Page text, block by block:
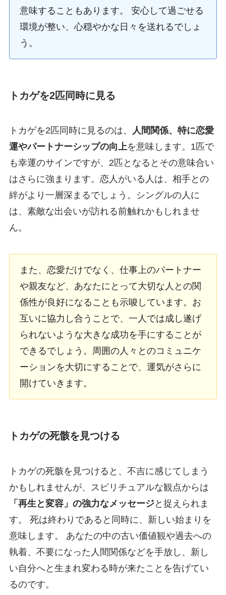
意味することもあります。 安心して過ごせる
環境が整い、心穏やかな日々を送れるでしょ
う。
トカゲを2匹同時に見る
トカゲを2匹同時に見るのは、
人間関係、特に恋愛
運やパートナーシップの向上を意味します。1匹で
も幸運のサインですが、2匹となるとその意味合い
はさらに強まります。恋人がいる人は、相手との
絆がより一層深まるでしょう。シングルの人に
は、素敵な出会いが訪れる前触れかもしれませ
ん。
また、恋愛だけでなく、仕事上のパートナー
や親友など、あなたにとって大切な人との関
係性が良好になることも示唆しています。お
互いに協力し合うことで、一人では成し遂げ
られないような大きな成功を手にすることが
できるでしょう。周囲の人々とのコミュニケ
ーションを大切にすることで、運気がさらに
開けていきます。
トカゲの死骸を見つける
トカゲの死骸を見つけると、不吉に感じてしまう
かもしれませんが、スピリチュアルな観点からは
「再生と変容」の強力なメッセージと捉えられま
す。 死は終わりであると同時に、新しい始まりを
意味します。 あなたの中の古い価値観や過去への
執着、不要になった人間関係などを手放し、新し
い自分へと生まれ変わる時が来たことを告げてい
るのです。